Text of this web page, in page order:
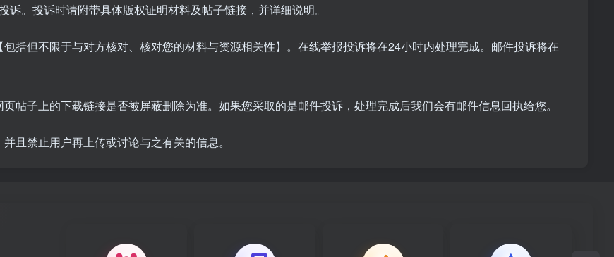
。投诉时请附带具体版权证明材料及帖子链接，并详细说明。
括但不限于与对方核对、核对您的材料与资源相关性】。在线举报投诉将在24小时内处理完成。邮件投诉将在
帖子上的下载链接是否被屏蔽删除为准。如果您采取的是邮件投诉，处理完成后我们会有邮件信息回执给您。
且禁止用户再上传或讨论与之有关的信息。